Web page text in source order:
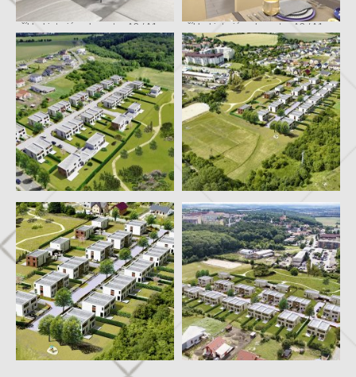
příklad interiéru domu typ A3 / A1 příklad interiéru domu typ A3 / A1